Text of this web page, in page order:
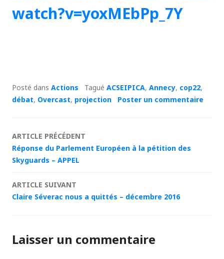
watch?v=yoxMEbPp_7Y
Posté dans Actions Tagué ACSEIPICA, Annecy, cop22,
débat, Overcast, projection Poster un commentaire
Navigation
des
articles
ARTICLE PRÉCÉDENT
Réponse du Parlement Européen à la pétition des
Skyguards – APPEL
ARTICLE SUIVANT
Claire Séverac nous a quittés – décembre 2016
Laisser un commentaire